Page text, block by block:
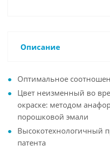
Описание
Оптимальное
Цвет неизменный во
окраске: методом
порошковой эмали
Высокотехнологичный
патента